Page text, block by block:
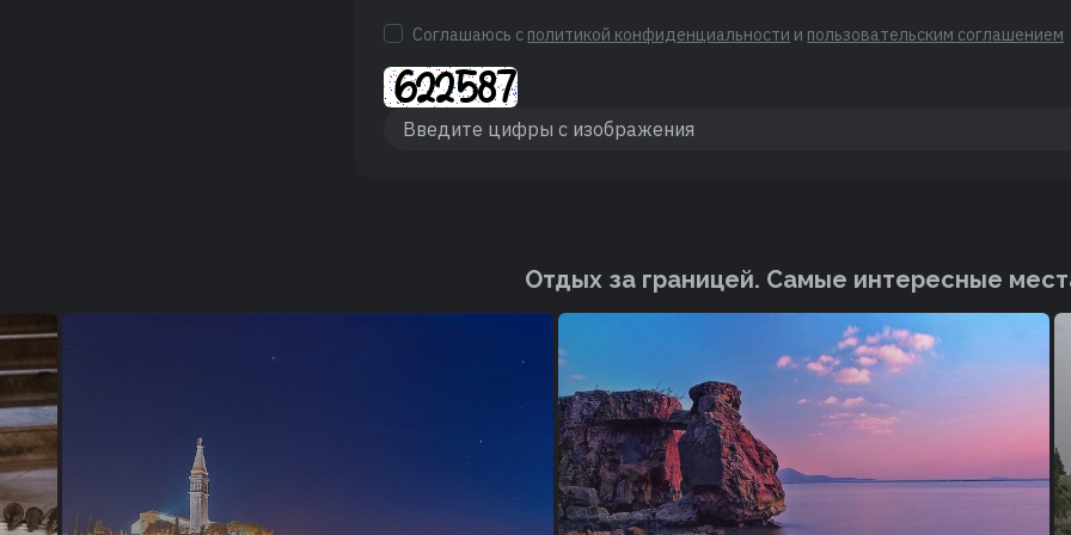
Соглашаюсь с политикой конфиденциальности и пользовательским соглашением
Отдых за границей. Cамые интересные